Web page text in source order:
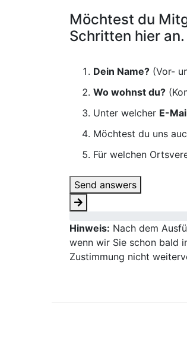
Möchtest du
Schritten hier an.
Dein Name? (Vor-
Wo wohnst du?
Unter welcher E-
Möchtest du uns
Für welchen
Send answers
Hinweis: Nach dem
wenn wir Sie schon bald
Zustimmung nicht